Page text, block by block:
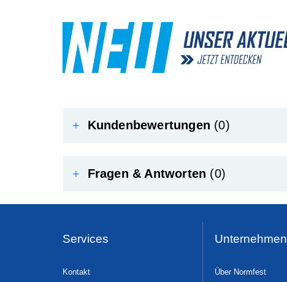
+ Kundenbewertungen (0)
+ Fragen & Antworten (0)
Services
Kontakt
Unternehmen
Über Normfest